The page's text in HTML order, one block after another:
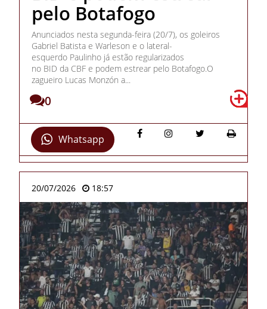
pelo Botafogo
Anunciados nesta segunda-feira (20/7), os goleiros
Gabriel Batista e Warleson e o lateral-
esquerdo Paulinho já estão regularizados
no BID da CBF e podem estrear pelo Botafogo.O
zagueiro Lucas Monzón a...
0
Whatsapp
20/07/2026 18:57